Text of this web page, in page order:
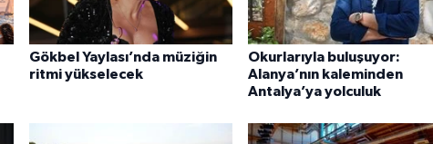
Gökbel Yaylası’nda müziğin
ritmi yükselecek
Okurlarıyla buluşuyor:
Alanya’nın kaleminden
Antalya’ya yolculuk